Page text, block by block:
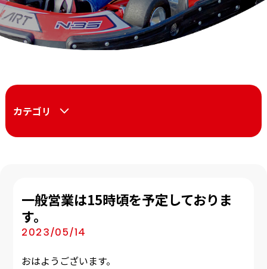
カテゴリ
一般営業は15時頃を予定しておりま
す。
2023/05/14
おはようございます。